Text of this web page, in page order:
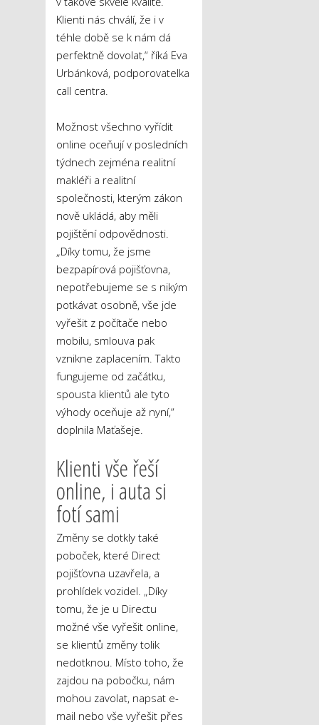
Klienti nás chválí, že i v
téhle době se k nám dá
perfektně dovolat,“ říká Eva
Urbánková, podporovatelka
call centra.
Možnost všechno vyřídit
online oceňují v posledních
týdnech zejména realitní
makléři a realitní
společnosti, kterým zákon
nově ukládá, aby měli
pojištění odpovědnosti.
„Díky tomu, že jsme
bezpapírová pojišťovna,
nepotřebujeme se s nikým
potkávat osobně, vše jde
vyřešit z počítače nebo
mobilu, smlouva pak
vznikne zaplacením. Takto
fungujeme od začátku,
spousta klientů ale tyto
výhody oceňuje až nyní,“
doplnila Maťašeje.
Klienti vše řeší
online, i auta si
fotí sami
Změny se dotkly také
poboček, které Direct
pojišťovna uzavřela, a
prohlídek vozidel. „Díky
tomu, že je u Directu
možné vše vyřešit online,
se klientů změny tolik
nedotknou. Místo toho, že
zajdou na pobočku, nám
mohou zavolat, napsat e-
mail nebo vše vyřešit přes